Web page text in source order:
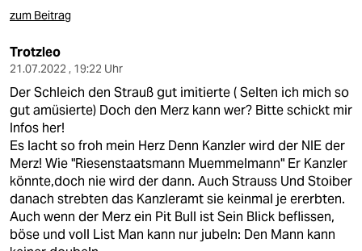
zum Beitrag
Trotzleo
21.07.2022 , 19:22 Uhr
Der Schleich den Strauß gut imitierte ( Selten ich mich so
gut amüsierte) Doch den Merz kann wer? Bitte schickt mir
Infos her!
Es lacht so froh mein Herz Denn Kanzler wird der NIE der
Merz! Wie "Riesenstaatsmann Muemmelmann" Er Kanzler
könnte,doch nie wird der dann. Auch Strauss Und Stoiber
danach strebten das Kanzleramt sie keinmal je ererbten.
Auch wenn der Merz ein Pit Bull ist Sein Blick beflissen,
böse und voll List Man kann nur jubeln: Den Mann kann